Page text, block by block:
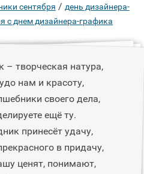
сентября / день дизайнера-
с днем дизайнера-графика
– творческая натура,
нам и красоту,
своего дела,
ещё ту.
принесёт удачу,
в придачу,
ценят, понимают,